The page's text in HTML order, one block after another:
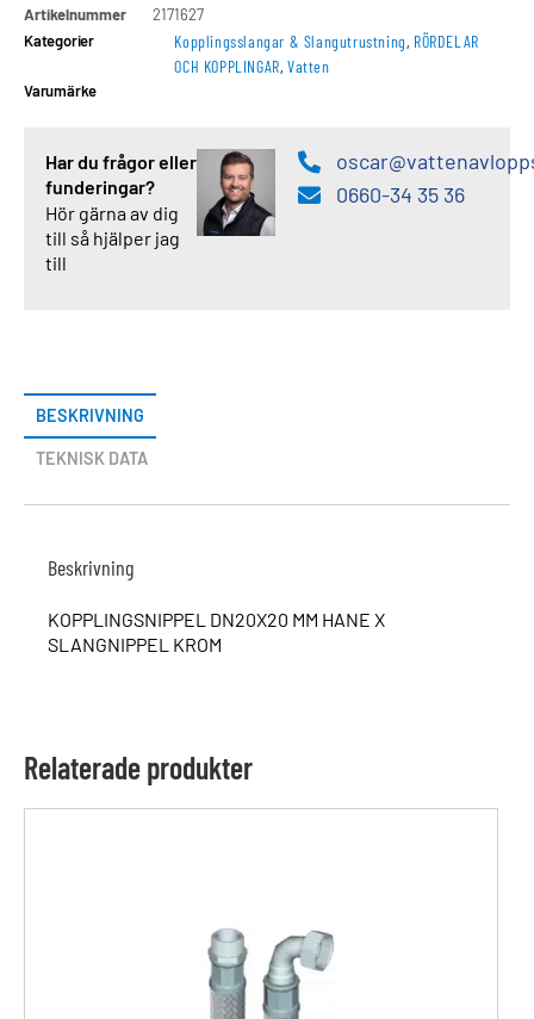
Artikelnummer
2171627
Kategorier
Kopplingsslangar & Slangutrustning, RÖRDELAR
OCH KOPPLINGAR,Vatten
Varumärke
Har du frågor eller
funderingar?
Hör gärna av dig
till så hjälper jag
till
0660-34 35 36
BESKRIVNING
TEKNISK DATA
Beskrivning
KOPPLINGSNIPPEL DN20X20 MM HANE X
SLANGNIPPEL KROM
Relaterade produkter